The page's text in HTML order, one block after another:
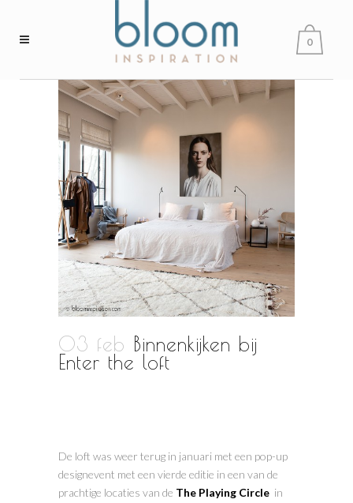
0
03 feb Binnenkijken bij
Enter the loft
De loft was weer terug in januari met een pop-up
designevent met een vierde editie in een van de
prachtige locaties van de The Playing Circle in